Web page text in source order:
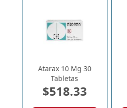
Atarax 10 Mg 30
Tabletas
$518.33